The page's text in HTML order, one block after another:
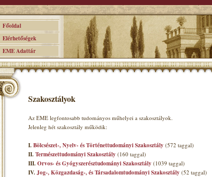
Főoldal
Elérhetőségek
EME Adattár
Szakosztályok
Az EME legfontosabb tudományos műhelyei a szakosztályok.
Jelenleg hét szakosztály működik:
I.Bölcsészet-, Nyelv- és Történettudományi Szakosztály (572 taggal)
II.Természettudományi Szakosztály (160 taggal)
III.Orvos- és Gyógyszerésztudományi Szakosztály (1039 taggal)
IV.Jog-, Közgazdaság-, és Társadalomtudományi Szakosztály (52 taggal)